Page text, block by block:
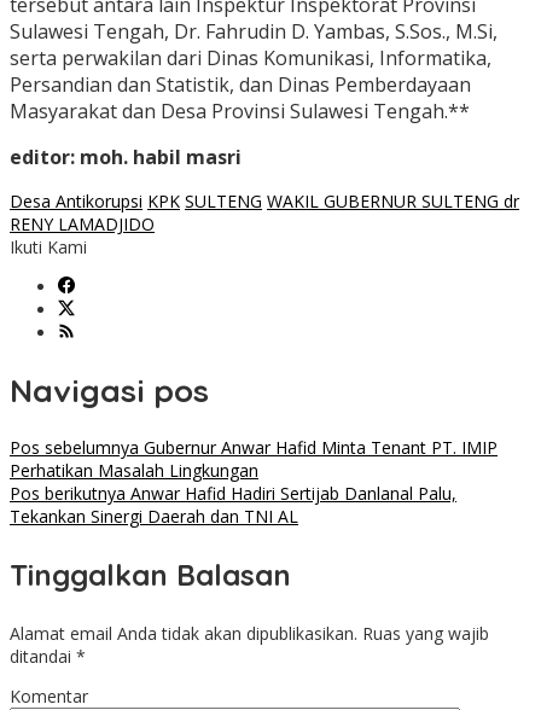
Sulawesi Tengah, Dr. Fahrudin D. Yambas, S.Sos., M.Si,
serta perwakilan dari Dinas Komunikasi, Informatika,
Persandian dan Statistik, dan Dinas Pemberdayaan
Masyarakat dan Desa Provinsi Sulawesi Tengah.**
editor: moh. habil masri
Desa Antikorupsi KPK SULTENG WAKIL GUBERNUR SULTENG dr
RENY LAMADJIDO
Ikuti Kami
Navigasi pos
Pos sebelumnya Gubernur Anwar Hafid Minta Tenant PT. IMIP
Perhatikan Masalah Lingkungan
Pos berikutnya Anwar Hafid Hadiri Sertijab Danlanal Palu,
Tekankan Sinergi Daerah dan TNI AL
Tinggalkan Balasan
Alamat email Anda tidak akan dipublikasikan. Ruas yang wajib
ditandai *
Komentar